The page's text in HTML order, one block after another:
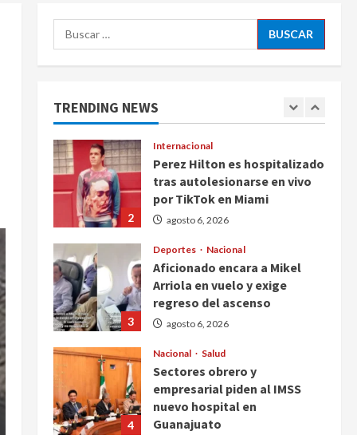
Buscar:
TRENDING NEWS
1
2
Internacional
Perez Hilton es hospitalizado
tras autolesionarse en vivo
por TikTok en Miami
agosto 6, 2026
3
Deportes Nacional
Aficionado encara a Mikel
Arriola en vuelo y exige
regreso del ascenso
agosto 6, 2026
4
Nacional Salud
Sectores obrero y
empresarial piden al IMSS
nuevo hospital en
Guanajuato